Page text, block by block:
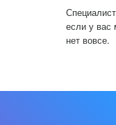
если у вас
нет вовсе.